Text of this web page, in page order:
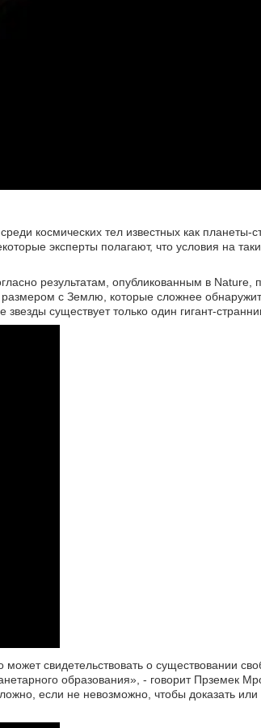
космических тел известных как планеты-
эксперты полагают, что условия на
результатам, опубликованным в Nature,
с Землю, которые сложнее
существует только один гигант-
свидетельствовать о существовании
образования», - говорит Прземек
если не невозможно, чтобы доказать или